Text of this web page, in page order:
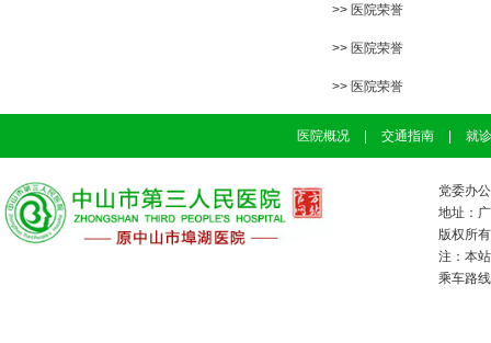
>> 医院荣誉
>> 医院荣誉
>> 医院荣誉
医院概况 | 交通指南 | 就
党委办
地址：
版权所
注：本
乘车路